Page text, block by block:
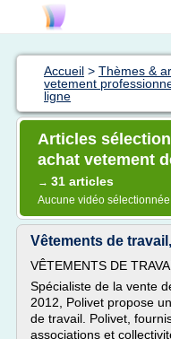
Accueil > Thèmes &
vetement
ligne
Articles
achat vetement
→ 31 articles
Aucune vidéo
Vêtements de
VÊTEMENTS DE
Spécialiste de la vente
2012, Polivet propose
de travail. Polivet,
associations et